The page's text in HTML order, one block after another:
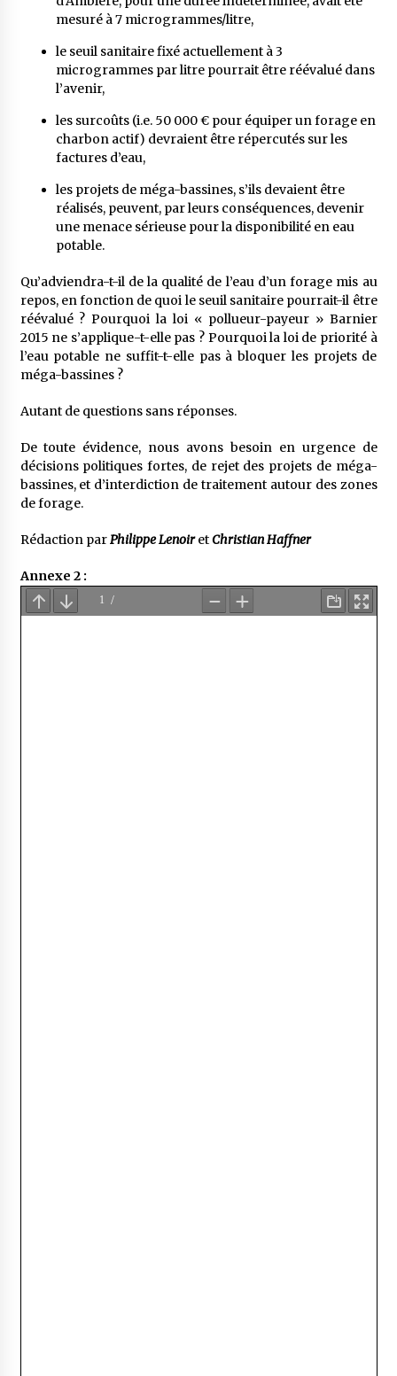
mesuré à 7 microgrammes/litre,
le seuil sanitaire fixé actuellement à 3
microgrammes par litre pourrait être réévalué dans
l’avenir,
les surcoûts (i.e. 50 000 € pour équiper un forage en
charbon actif) devraient être répercutés sur les
factures d’eau,
les projets de méga-bassines, s’ils devaient être
réalisés, peuvent, par leurs conséquences, devenir
une menace sérieuse pour la disponibilité en eau
potable.
Qu’adviendra-t-il de la qualité de l’eau d’un forage mis au
repos, en fonction de quoi le seuil sanitaire pourrait-il être
réévalué ? Pourquoi la loi « pollueur-payeur » Barnier
2015 ne s’applique-t-elle pas ? Pourquoi la loi de priorité à
l’eau potable ne suffit-t-elle pas à bloquer les projets de
méga-bassines ?
Autant de questions sans réponses.
De toute évidence, nous avons besoin en urgence de
décisions politiques fortes, de rejet des projets de méga-
bassines, et d’interdiction de traitement autour des zones
de forage.
Rédaction parPhilippe LenoiretChristian Haffner
Annexe 2 :